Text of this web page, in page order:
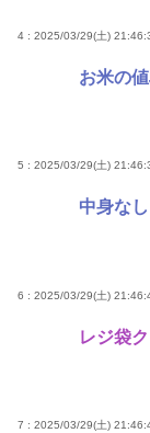
4 : 2025/03/29(土)
お米の
5 : 2025/03/29(土)
中身なし
6 : 2025/03/29(土)
レジ袋
7 : 2025/03/29(土)